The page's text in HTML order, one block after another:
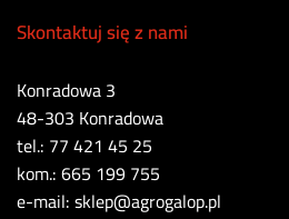
Skontaktuj się z nami
Konradowa 3
48-303 Konradowa
tel.: 77 421 45 25
kom.: 665 199 755
e-mail: sklep@agrogalop.pl